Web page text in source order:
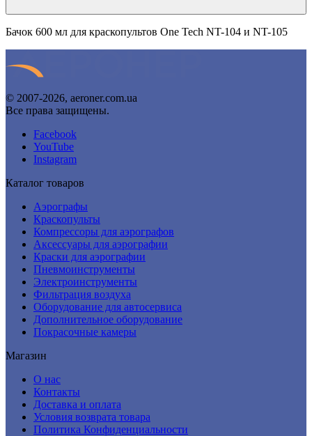
Бачок 600 мл для краскопультов One Tech NT-104 и NT-105
© 2007-2026, aeroner.com.ua
Все права защищены.
Facebook
YouTube
Instagram
Каталог товаров
Аэрографы
Краскопульты
Компрессоры для аэрографов
Аксессуары для аэрографии
Краски для аэрографии
Пневмоинструменты
Электроинструменты
Фильтрация воздуха
Оборудование для автосервиса
Дополнительное оборудование
Покрасочные камеры
Магазин
О нас
Контакты
Доставка и оплата
Условия возврата товара
Политика Конфиденциальности